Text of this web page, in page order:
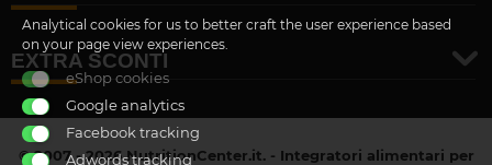
EXTRA SCONTI
© 2007 - 2026 NutritionCenter.it. - Integratori alimentari per
Analytical cookies for us to better craft the user experience based
on your page view experiences.
eShop cookies
Google analytics
Facebook tracking
Adwords tracking